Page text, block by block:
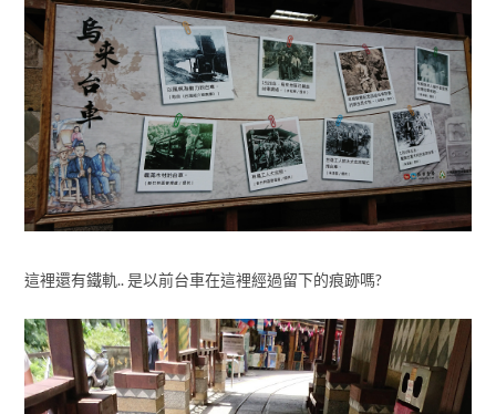
這裡還有鐵軌.. 是以前台車在這裡經過留下的痕跡嗎?